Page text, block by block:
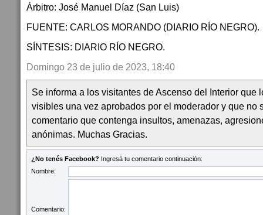
Árbitro: José Manuel Díaz (San Luis)
FUENTE: CARLOS MORANDO (DIARIO RÍO NEGRO).
SÍNTESIS: DIARIO RÍO NEGRO.
Domingo 23 de julio de 2023, 18:40
Se informa a los visitantes de Ascenso del Interior que
visibles una vez aprobados por el moderador y que no
comentario que contenga insultos, amenazas,
anónimas. Muchas Gracias.
¿No tenés Facebook? Ingresá tu comentario continuación:
Nombre:
Comentario: